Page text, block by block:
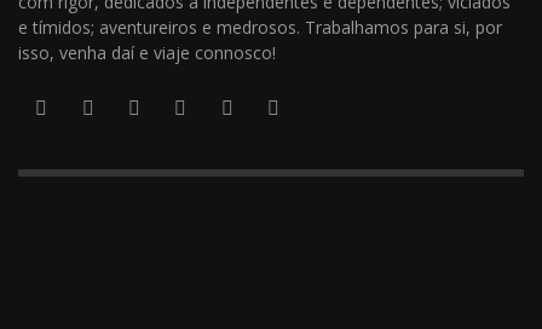
e tímidos; aventureiros e medrosos. Trabalhamos para si, por
isso, venha daí e viaje connosco!